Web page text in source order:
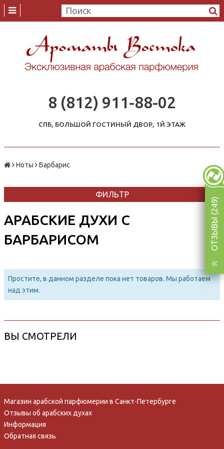
8 (812) 911-88-02
СПБ, БОЛЬШОЙ ГОСТИНЫЙ ДВОР, 1Й ЭТАЖ
Ноты Барбарис
ФИЛЬТР
АРАБСКИЕ ДУХИ С
БАРБАРИСОМ
Простите, в данном разделе пока нет товаров. Мы работаем
над этим.
ВЫ СМОТРЕЛИ
Магазин арабской парфюмерии в Санкт-Петербурге
Отзывы об арабских духах
Информация
Обратная связь
ОТЗЫВЫ (249)